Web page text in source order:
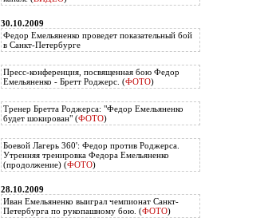
30.10.2009
Федор Емельяненко проведет показательный бой
в Санкт-Петербурге
Пресс-конференция, посвященная бою Федор
Емельяненко - Бретт Роджерс. (ФОТО)
Тренер Бретта Роджерса: "Федор Емельяненко
будет шокирован" (ФОТО)
Боевой Лагерь 360': Федор против Роджерса.
Утренняя тренировка Федора Емельяненко
(продолжение) (ФОТО)
28.10.2009
Иван Емельяненко выиграл чемпионат Санкт-
Петербурга по рукопашному бою. (ФОТО)